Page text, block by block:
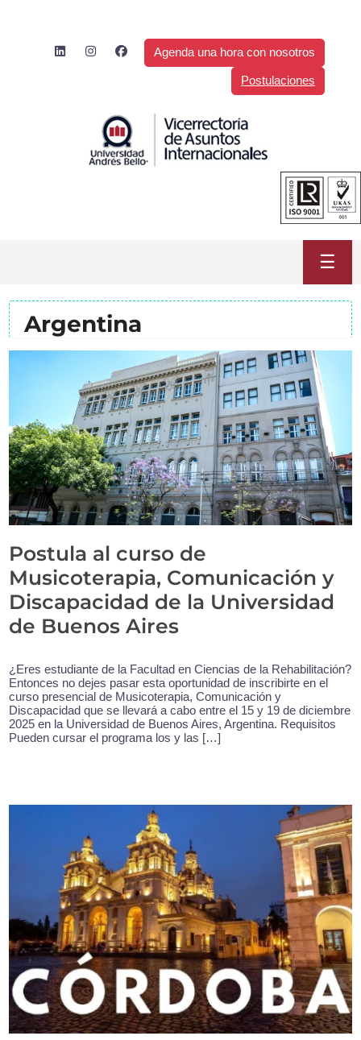
Agenda una hora con nosotros
Postulaciones
☰
Argentina
Postula al curso de
Musicoterapia, Comunicación y
Discapacidad de la Universidad
de Buenos Aires
¿Eres estudiante de la Facultad en Ciencias de la Rehabilitación?
Entonces no dejes pasar esta oportunidad de inscribirte en el
curso presencial de Musicoterapia, Comunicación y
Discapacidad que se llevará a cabo entre el 15 y 19 de diciembre
2025 en la Universidad de Buenos Aires, Argentina. Requisitos
Pueden cursar el programa los y las […]